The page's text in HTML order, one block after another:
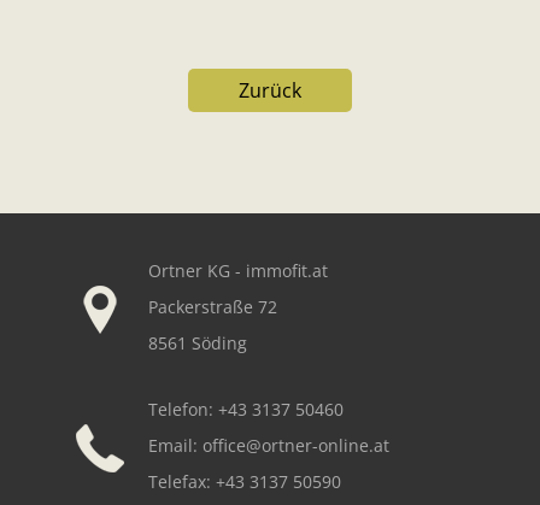
Zurück
Ortner KG - immofit.at
Packerstraße 72
8561 Söding
Telefon: +43 3137 50460
Email: office@ortner-online.at
Telefax: +43 3137 50590